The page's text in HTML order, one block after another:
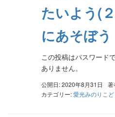
たいよう(
にあそぼう
この投稿はパスワード
ありません。
公開日: 2020年8月31日 著
カテゴリー:愛光みのりこ